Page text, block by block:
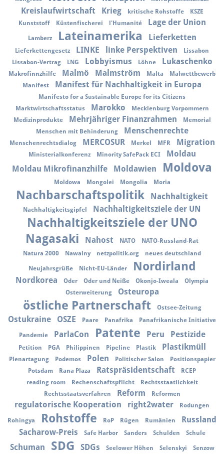
Kreislaufwirtschaft Krieg kritische Rohstoffe
KSZE
Kunststoff
Küstenfischerei l'Humanité Lage der Union
Lamberz Lateinamerika Lieferketten
Lieferkettengesetz LINKE linke Perspektiven
Lissabon
Lissabon-Vertrag
LNG Lobbyismus Löhne Lukaschenko
Makrofinnzhilfe Malmö Malmström Malta
Malwettbewerb
Manifest
Manifest für Nachhaltigkeit in Europa
Manifesto for a Sustainable Europe for its Citizens
Marktwirtschaftsstatus
Marokko
Mecklenburg Vorpommern
Medizinprodukte
Mehrjähriger Finanzrahmen
Memorial
Menschen mit Behinderung
Menschenrechte
Menschenrechtsdialog MERCOSUR Merkel MFR Migration
Ministerialkonferenz Minority SafePack ECI
Moldau
Moldau Mikrofinanzhilfe
Moldawien Moldova
Moldowa Mongolei Mongolia Moria
Nachbarschaftspolitik Nachhaltigkeit
Nachhaltigkeitsgipfel Nachhaltigkeitsziele der UN
Nachhaltigkeitsziele der UNO
Nagasaki
Nahost NATO
NATO-Russland-Rat
Natura 2000
Nawalny netzpolitik.org neues deutschland
Neujahrsgrüße Nicht-EU-Länder Nordirland
Nordkorea Oder Oder und Neiße Okonjo-Iweala
Olympia
Osterweiterung
Osteuropa
östliche Partnerschaft Ostsee-Zeitung
Ostukraine OSZE Paare Panafrika Panafrikanische Initiative
Pandemie ParlaCon Patente Peru Pestizide
Petition PGA Philippinen Pipeline Plastik Plastikmüll
Plenartagung Podemos Polen Politischer Salon
Positionspapier
Potsdam
Rana Plaza Ratspräsidentschaft
RCEP
reading room
Rechenschaftspflicht
Rechtsstaatlichkeit
Rechtsstaatsverfahren
Reform Reformen
regulatorische Kooperation right2water Rodungen
Rohingya Rohstoffe RoP Rügen Rumänien
Russland
Sacharow-Preis
Safe Harbor Sanders Schulden Schule
Schuman SDG SDGs Seelower Höhen Selenskyi
Senzow